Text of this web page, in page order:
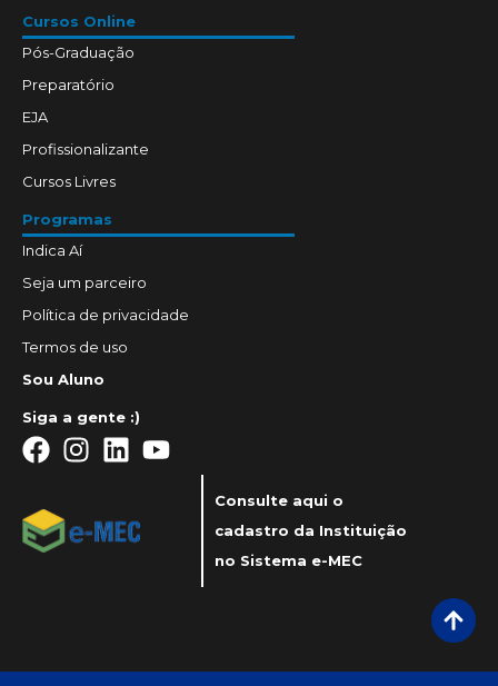
Cursos Online
Pós-Graduação
Preparatório
EJA
Profissionalizante
Cursos Livres
Programas
Indica Aí
Seja um parceiro
Política de privacidade
Termos de uso
Sou Aluno
Siga a gente :)
Consulte aqui o
cadastro da Instituição
no Sistema e-MEC